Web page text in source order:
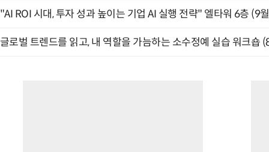
"AI ROI 시대, 투자 성과 높이는 기업 AI 실행 전략" 엘타워 6층 (9
글로벌 트렌드를 읽고, 내 역할을 가늠하는 소수정예 실습 워크숍